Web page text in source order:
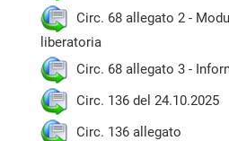
Circ. 68 allegato 2 -
liberatoria
Circ. 68 allegato 3 -
Circ. 136 del 24.10.2025
Circ. 136 allegato